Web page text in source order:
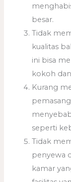
besar.
Tidak
kualitas
ini bisa
kokoh
Kurang
seperti
Tidak
penyewa
kamar